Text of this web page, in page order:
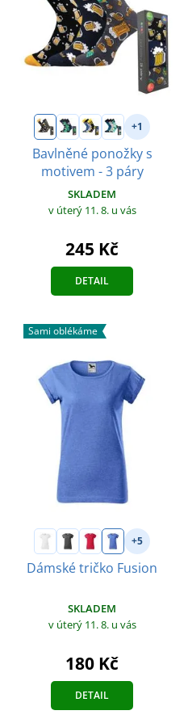
+1
Bavlněné ponožky s
motivem - 3 páry
SKLADEM
v úterý 11. 8. u vás
245 Kč
DETAIL
Sami oblékáme
+5
Dámské tričko Fusion
SKLADEM
v úterý 11. 8. u vás
180 Kč
DETAIL